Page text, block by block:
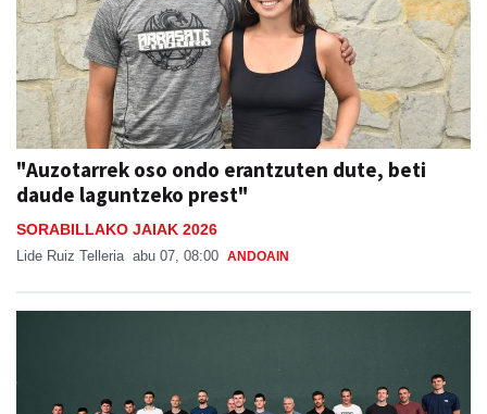
"Auzotarrek oso ondo erantzuten dute, beti
daude laguntzeko prest"
SORABILLAKO JAIAK 2026
Lide Ruiz Telleria abu 07, 08:00